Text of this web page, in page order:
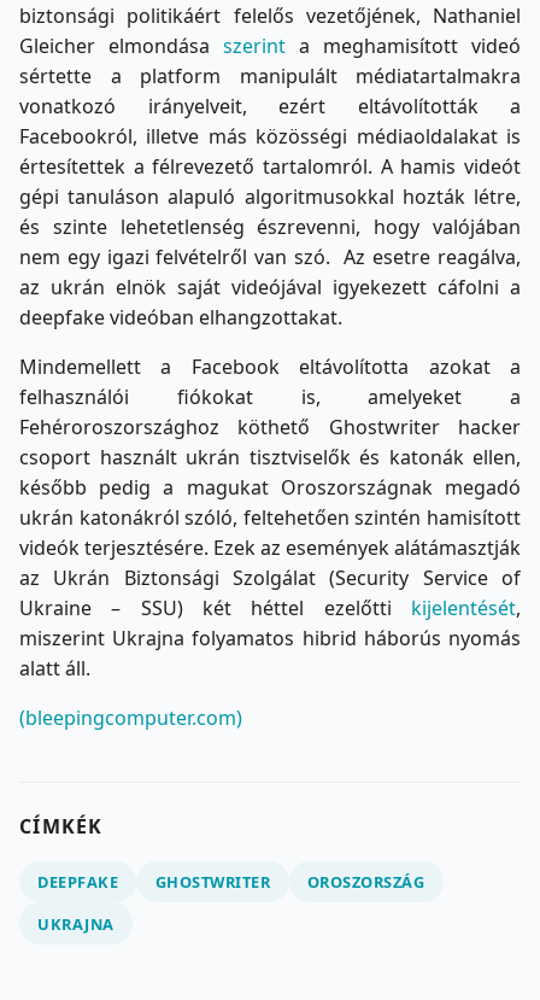
biztonsági politikáért felelős vezetőjének, Nathaniel
Gleicher elmondása szerint a meghamisított videó
sértette a platform manipulált médiatartalmakra
vonatkozó irányelveit, ezért eltávolították a
Facebookról, illetve más közösségi médiaoldalakat is
értesítettek a félrevezető tartalomról. A hamis videót
gépi tanuláson alapuló algoritmusokkal hozták létre,
és szinte lehetetlenség észrevenni, hogy valójában
nem egy igazi felvételről van szó. Az esetre reagálva,
az ukrán elnök saját videójával igyekezett cáfolni a
deepfake videóban elhangzottakat.
Mindemellett a Facebook eltávolította azokat a
felhasználói fiókokat is, amelyeket a
Fehéroroszországhoz köthető Ghostwriter hacker
csoport használt ukrán tisztviselők és katonák ellen,
később pedig a magukat Oroszországnak megadó
ukrán katonákról szóló, feltehetően szintén hamisított
videók terjesztésére. Ezek az események alátámasztják
az Ukrán Biztonsági Szolgálat (Security Service of
Ukraine – SSU) két héttel ezelőtti kijelentését,
miszerint Ukrajna folyamatos hibrid háborús nyomás
alatt áll.
(bleepingcomputer.com)
CÍMKÉK
DEEPFAKE GHOSTWRITER
OROSZORSZÁG
UKRAJNA